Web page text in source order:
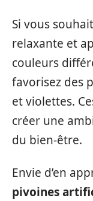
Si vous
relaxante et
couleurs
favorisez des
et violettes.
créer une
du bien-être.
Envie d’en
pivoines